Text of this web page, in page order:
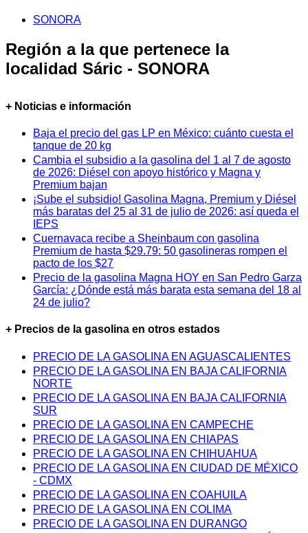
SONORA
Región a la que pertenece la
localidad Sáric - SONORA
+ Noticias e información
Baja el precio del gas LP en México: cuánto cuesta el
tanque de 20 kg
Cambia el subsidio a la gasolina del 1 al 7 de agosto
de 2026: Diésel con apoyo histórico y Magna y
Premium bajan
¡Sube el subsidio! Gasolina Magna, Premium y Diésel
más baratas del 25 al 31 de julio de 2026: así queda el
IEPS
Cuernavaca recibe a Sheinbaum con gasolina
Premium de hasta $29.79: 50 gasolineras rompen el
pacto de los $27
Precio de la gasolina Magna HOY en San Pedro Garza
García: ¿Dónde está más barata esta semana del 18 al
24 de julio?
+ Precios de la gasolina en otros estados
PRECIO DE LA GASOLINA EN AGUASCALIENTES
PRECIO DE LA GASOLINA EN BAJA CALIFORNIA
NORTE
PRECIO DE LA GASOLINA EN BAJA CALIFORNIA
SUR
PRECIO DE LA GASOLINA EN CAMPECHE
PRECIO DE LA GASOLINA EN CHIAPAS
PRECIO DE LA GASOLINA EN CHIHUAHUA
PRECIO DE LA GASOLINA EN CIUDAD DE MÉXICO
- CDMX
PRECIO DE LA GASOLINA EN COAHUILA
PRECIO DE LA GASOLINA EN COLIMA
PRECIO DE LA GASOLINA EN DURANGO